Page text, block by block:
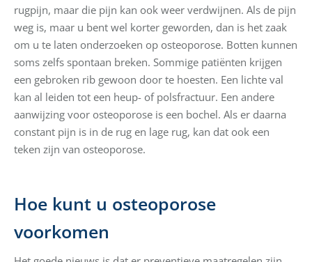
rugpijn, maar die pijn kan ook weer verdwijnen. Als de pijn
weg is, maar u bent wel korter geworden, dan is het zaak
om u te laten onderzoeken op osteoporose. Botten kunnen
soms zelfs spontaan breken. Sommige patiënten krijgen
een gebroken rib gewoon door te hoesten. Een lichte val
kan al leiden tot een heup- of polsfractuur. Een andere
aanwijzing voor osteoporose is een bochel. Als er daarna
constant pijn is in de rug en lage rug, kan dat ook een
teken zijn van osteoporose.
Hoe kunt u osteoporose
voorkomen